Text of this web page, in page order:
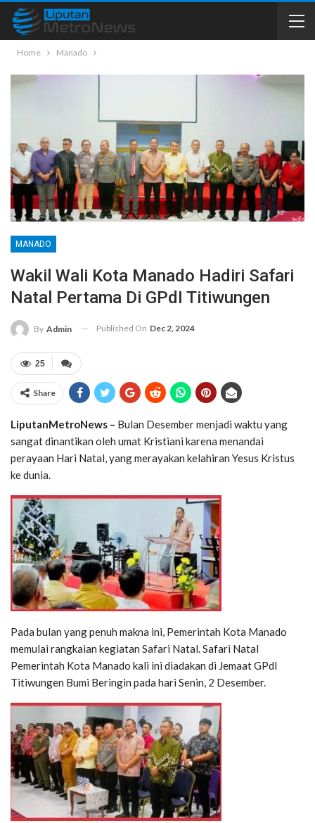
Home Manado
MANADO
Wakil Wali Kota Manado Hadiri Safari
Natal Pertama Di GPdI Titiwungen
By Admin Published On Dec 2, 2024
25
Share
LiputanMetroNews – Bulan Desember menjadi waktu yang
sangat dinantikan oleh umat Kristiani karena menandai
perayaan Hari Natal, yang merayakan kelahiran Yesus Kristus
ke dunia.
Pada bulan yang penuh makna ini, Pemerintah Kota Manado
memulai rangkaian kegiatan Safari Natal. Safari Natal
Pemerintah Kota Manado kali ini diadakan di Jemaat GPdI
Titiwungen Bumi Beringin pada hari Senin, 2 Desember.